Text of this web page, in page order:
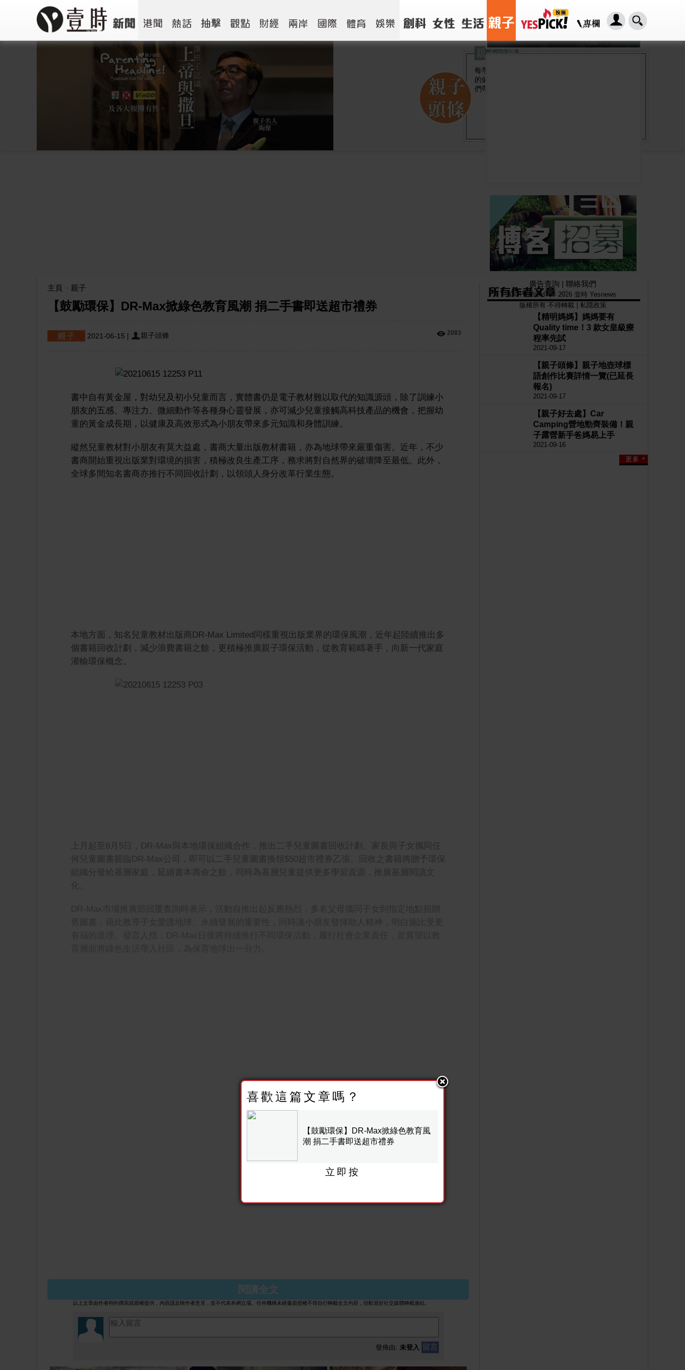
親子頭條
每季我們都會找來專業醫療顧問，解答兒童及家長
的健康問題，並與多間社區組織緊密聯繫，為家長
們帶來全方位的育兒支援。
主頁 親子
【鼓勵環保】DR-Max掀綠色教育風潮 捐二手書即送超市禮券
2021-06-15 | 親子頭條 2083
書中自有黃金屋，對幼兒及初小兒童而言，實體書仍是電子教材難以取代的知識源頭，除了訓練小
朋友的五感、專注力、微細動作等各種身心靈發展，亦可減少兒童接觸高科技產品的機會，把握幼
童的黃金成長期，以健康及高效形式為小朋友帶來多元知識和身體訓練。
縱然兒童教材對小朋友有莫大益處，書商大量出版教材書籍，亦為地球帶來嚴重傷害。近年，不少
書商開始重視出版業對環境的損害，積極改良生產工序，務求將對自然界的破壞降至最低。此外，
全球多間知名書商亦推行不同回收計劃，以領頭人身分改革行業生態。
本地方面，知名兒童教材出版商DR-Max Limited同樣重視出版業界的環保風潮，近年起陸續推出多
個書籍回收計劃，減少浪費書籍之餘，更積極推廣親子環保活動，從教育範疇著手，向新一代家庭
灌輸環保概念。
上月起至6月5日，DR-Max與本地環保組織合作，推出二手兒童圖書回收計劃。家長與子女攜同任
何兒童圖書親臨DR-Max公司，即可以二手兒童圖書換領$50超市禮券乙張。回收之書籍將贈予環保
組織分發給基層家庭，延續書本壽命之餘，同時為基層兒童提供更多學習資源，推廣基層閱讀文
化。
閱讀全文
以上文章由作者特約撰寫或授權提供，內容謹反映作者意見，並不代表本網立場。任何機構未經書面授權不得自行轉載全文內容，但歡迎於社交媒體轉載連結。
發佈由: 未登入 留言
【精明媽媽】媽媽要有
Quality time！3 款女皇級療
程率先試
2021-09-17
【親子頭條】親子地壺球標
語創作比賽詳情一覽(已延長
報名)
2021-09-17
【親子好去處】Car
Camping營地勁齊裝備！親
子露營新手爸媽易上手
2021-09-16
「HER2基因突變肺癌患者：新一代口服標靶藥帶來希望」， 促請政府加快納入藥物名冊，助患者及早受惠
2026-08-07
廣告查詢 | 聯絡我們
COPYRIGHT © 2026 壹時 Yesnews
版權所有 不得轉載 | 私隱政策
喜歡這篇文章嗎？
【鼓勵環保】DR-Max掀綠色教育風
潮 捐二手書即送超市禮券
立即按